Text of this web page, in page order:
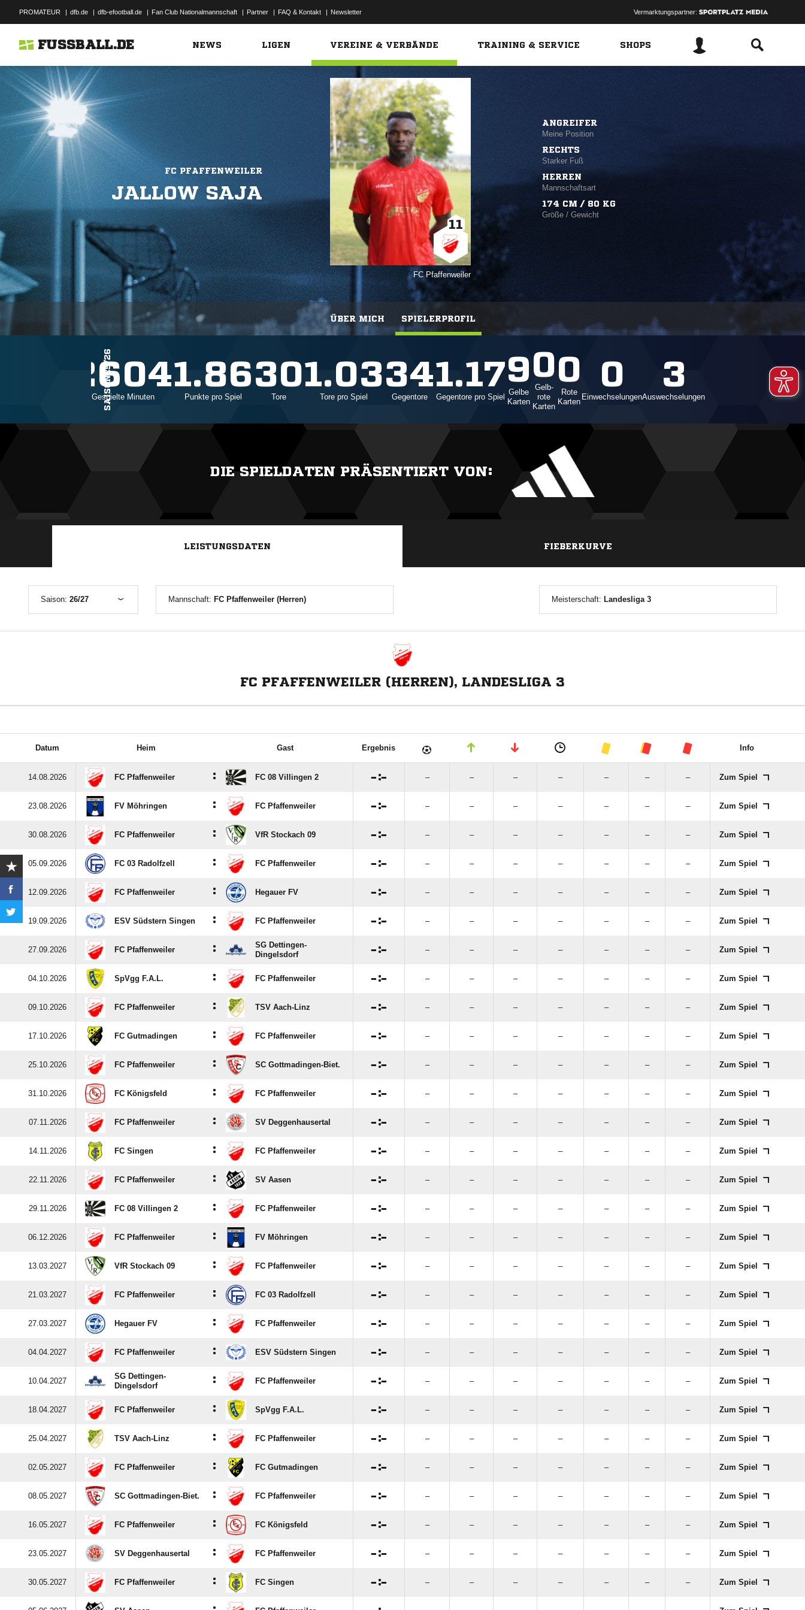
PROMATEUR | dfb.de | dfb-efootball.de | Fan Club Nationalmannschaft | Partner | FAQ & Kontakt | Newsletter Vermarktungspartner:
FUSSBALL.DE NEWS LIGEN VEREINE & VERBÄNDE TRAINING & SERVICE SHOPS
ÜBER MICH SPIELERPROFIL
FC PFAFFENWEILER
JALLOW SAJA
FC Pfaffenweiler
11
ANGREIFER
Meine Position
RECHTS
Starker Fuß
HERREN
Mannschaftsart
174 CM / 80 KG
Größe / Gewicht
SAISON25/26
2604
Gespielte Minuten
1.86
Punkte pro Spiel
30
Tore
1.03
Tore pro Spiel
34
Gegentore
1.17
Gegentore pro Spiel
9
Gelbe
Karten
0
Gelb-
rote
Karten
0
Rote
Karten
0
Einwechselungen
3
Auswechselungen
DIE SPIELDATEN PRÄSENTIERT VON:
LEISTUNGSDATEN FIEBERKURVE
Saison: 26/27 Mannschaft: FC Pfaffenweiler (Herren) Meisterschaft: Landesliga 3
FC PFAFFENWEILER (HERREN), LANDESLIGA 3
Datum Heim Gast Ergebnis Info
14.08.2026 FC Pfaffenweiler : FC 08 Villingen 2 : – – – – – – – Zum Spiel
23.08.2026 FV Möhringen : FC Pfaffenweiler : – – – – – – – Zum Spiel
30.08.2026 FC Pfaffenweiler : VfR Stockach 09 : – – – – – – – Zum Spiel
05.09.2026 FC 03 Radolfzell : FC Pfaffenweiler : – – – – – – – Zum Spiel
12.09.2026 FC Pfaffenweiler : Hegauer FV : – – – – – – – Zum Spiel
19.09.2026 ESV Südstern Singen : FC Pfaffenweiler : – – – – – – – Zum Spiel
27.09.2026 FC Pfaffenweiler :
SG Dettingen-
Dingelsdorf
: – – – – – – – Zum Spiel
04.10.2026 SpVgg F.A.L. : FC Pfaffenweiler : – – – – – – – Zum Spiel
09.10.2026 FC Pfaffenweiler : TSV Aach-Linz : – – – – – – – Zum Spiel
17.10.2026 FC Gutmadingen : FC Pfaffenweiler : – – – – – – – Zum Spiel
25.10.2026 FC Pfaffenweiler : SC Gottmadingen-Biet. : – – – – – – – Zum Spiel
31.10.2026 FC Königsfeld : FC Pfaffenweiler : – – – – – – – Zum Spiel
07.11.2026 FC Pfaffenweiler : SV Deggenhausertal : – – – – – – – Zum Spiel
14.11.2026 FC Singen : FC Pfaffenweiler : – – – – – – – Zum Spiel
22.11.2026 FC Pfaffenweiler : SV Aasen : – – – – – – – Zum Spiel
29.11.2026 FC 08 Villingen 2 : FC Pfaffenweiler : – – – – – – – Zum Spiel
06.12.2026 FC Pfaffenweiler : FV Möhringen : – – – – – – – Zum Spiel
13.03.2027 VfR Stockach 09 : FC Pfaffenweiler : – – – – – – – Zum Spiel
21.03.2027 FC Pfaffenweiler : FC 03 Radolfzell : – – – – – – – Zum Spiel
27.03.2027 Hegauer FV : FC Pfaffenweiler : – – – – – – – Zum Spiel
04.04.2027 FC Pfaffenweiler : ESV Südstern Singen : – – – – – – – Zum Spiel
10.04.2027
SG Dettingen-
Dingelsdorf
: FC Pfaffenweiler : – – – – – – – Zum Spiel
18.04.2027 FC Pfaffenweiler : SpVgg F.A.L. : – – – – – – – Zum Spiel
25.04.2027 TSV Aach-Linz : FC Pfaffenweiler : – – – – – – – Zum Spiel
02.05.2027 FC Pfaffenweiler : FC Gutmadingen : – – – – – – – Zum Spiel
08.05.2027 SC Gottmadingen-Biet. : FC Pfaffenweiler : – – – – – – – Zum Spiel
16.05.2027 FC Pfaffenweiler : FC Königsfeld : – – – – – – – Zum Spiel
23.05.2027 SV Deggenhausertal : FC Pfaffenweiler : – – – – – – – Zum Spiel
30.05.2027 FC Pfaffenweiler : FC Singen : – – – – – – – Zum Spiel